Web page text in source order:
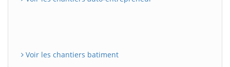
Voir les chantiers batiment